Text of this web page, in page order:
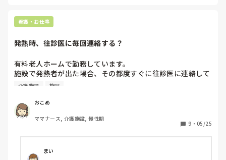
看護・お仕事
発熱時、往診医に毎回連絡する？
有料老人ホームで勤務しています。
施設で発熱者が出た場合、その都度すぐに往診医に連絡して
いますか？
をもらっていることが多く、38度前後ぐらいの発熱であれば
医師に連絡せずに発熱時指示に従い投与→数日様子見て改善
しなければその時点で連絡、というやり方をしています。
な〜発熱時指示があってもすぐに一報は入れたほうがいいん
じゃないかな〜？」と個人的には思ってるんですが、みなさ
介護施設 施設
おこめ
ママナース, 介護施設, 慢性期
9 ・ 05/25
まい